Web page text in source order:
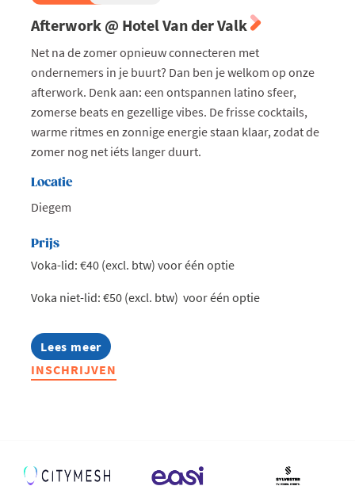
Afterwork @ Hotel Van der Valk
Net na de zomer opnieuw connecteren met
ondernemers in je buurt? Dan ben je welkom op onze
afterwork. Denk aan: een ontspannen latino sfeer,
zomerse beats en gezellige vibes. De frisse cocktails,
warme ritmes en zonnige energie staan klaar, zodat de
zomer nog net iéts langer duurt.
Locatie
Diegem
Prijs
Voka-lid: €40 (excl. btw) voor één optie
Voka niet-lid: €50 (excl. btw) voor één optie
Lees meer
about
Afterwork
@
INSCHRIJVEN